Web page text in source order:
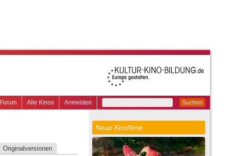
Suchen
Anmelden
Alle Kinos
Forum
Originalversionen
Neue Kinofilme